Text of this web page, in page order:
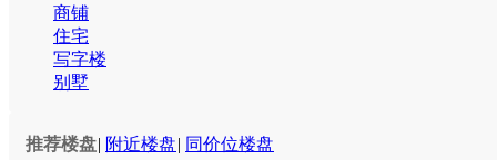
商铺
住宅
写字楼
别墅
推荐楼盘| 附近楼盘| 同价位楼盘